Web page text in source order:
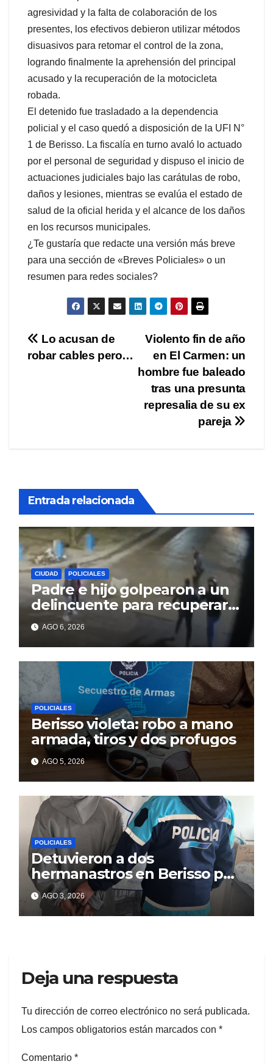
agresividad y la falta de colaboración de los
presentes, los efectivos debieron utilizar métodos
disuasivos para retomar el control de la zona,
logrando finalmente la aprehensión del principal
acusado y la recuperación de la motocicleta
robada.
El detenido fue trasladado a la dependencia
policial y el caso quedó a disposición de la UFI N°
1 de Berisso. La fiscalía en turno avaló lo actuado
por el personal de seguridad y dispuso el inicio de
actuaciones judiciales bajo las carátulas de robo,
daños y lesiones, mientras se evalúa el estado de
salud de la oficial herida y el alcance de los daños
en los recursos municipales.
¿Te gustaría que redacte una versión más breve
para una sección de «Breves Policiales» o un
resumen para redes sociales?
Navegación
Violento fin de año
en El Carmen: un
hombre fue baleado
tras una presunta
represalia de su ex
pareja
Lo acusan de
robar cables pero…
Entrada relacionada
CIUDAD POLICIALES
Padre e hijo golpearon a un
delincuente para recuperar
un celular robado en Berisso
AGO 6, 2026
POLICIALES
Berisso violeta: robo a mano
armada, tiros y dos profugos
AGO 5, 2026
POLICIALES
Detuvieron a dos
hermanastros en Berisso por
matar a puñaladas a un
tatuador
AGO 3, 2026
Deja una respuesta
Tu dirección de correo electrónico no será publicada.
Los campos obligatorios están marcados con *
Comentario *